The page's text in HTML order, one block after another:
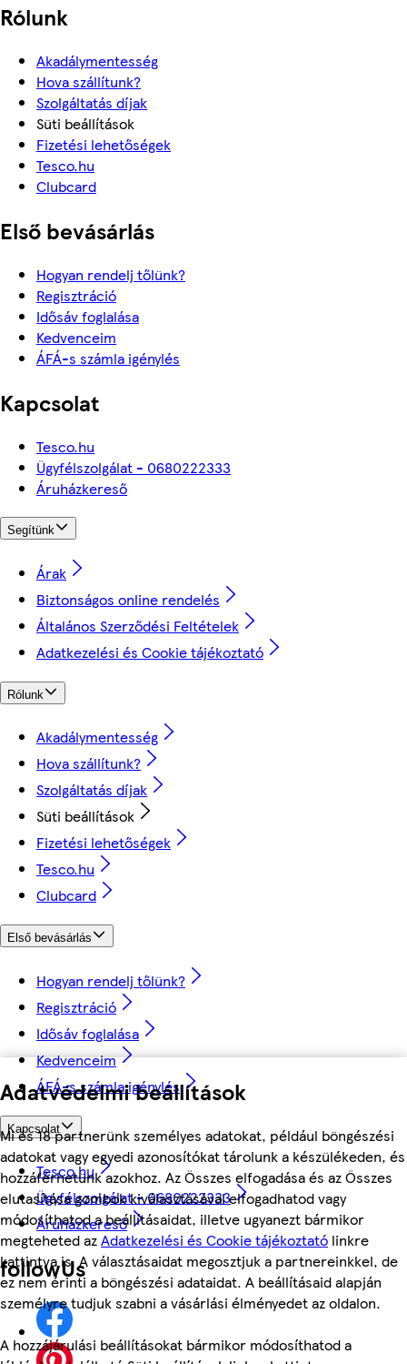
Adatvédelmi beállítások
Mi és 18 partnerünk személyes adatokat, például böngészési
adatokat vagy egyedi azonosítókat tárolunk a készülékeden, és
hozzáférhetünk azokhoz. Az Összes elfogadása és az Összes
elutasítása gombok kiválasztásával elfogadhatod vagy
módosíthatod a beállításaidat, illetve ugyanezt bármikor
megteheted azAdatkezelési és Cookie tájékoztató linkre
kattintva is. A választásaidat megosztjuk a partnereinkkel, de
ez nem érinti a böngészési adataidat. A beállításaid alapján
személyre tudjuk szabni a vásárlási élményedet az oldalon.
A hozzájárulási beállításokat bármikor módosíthatod a
Rólunk
Akadálymentesség
Hova szállítunk?
Szolgáltatás díjak
Süti beállítások
Fizetési lehetőségek
Tesco.hu
Clubcard
Első bevásárlás
Hogyan rendelj tőlünk?
Regisztráció
Idősáv foglalása
Kedvenceim
ÁFÁ-s számla igénylés
Kapcsolat
Tesco.hu
Ügyfélszolgálat - 0680222333
Áruházkereső
Segítünk
Árak
Biztonságos online rendelés
Általános Szerződési Feltételek
Adatkezelési és Cookie tájékoztató
Rólunk
Akadálymentesség
Hova szállítunk?
Szolgáltatás díjak
Süti beállítások
Fizetési lehetőségek
Tesco.hu
Clubcard
Első bevásárlás
Hogyan rendelj tőlünk?
Regisztráció
Idősáv foglalása
Kedvenceim
ÁFÁ-s számla igénylés
Kapcsolat
Tesco.hu
Ügyfélszolgálat - 0680222333
Áruházkereső
followUs